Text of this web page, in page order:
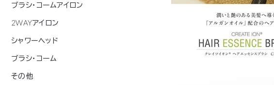
ブラシ・コームアイロン
2WAYアイロン
シャワーヘッド
ブラシ・コーム
その他